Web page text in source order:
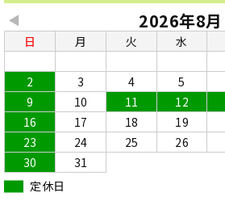
◀ 2026年8月
日 月 火 水
2
3 4 5
9
10 11 12
16
17 18 19
23
24 25 26
30
31
定休日